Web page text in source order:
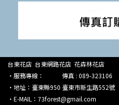
台東花店 台東網路花店 花森林花店
‧服務專線： 傳真 : 089-323106
‧地址：臺東縣950 臺東市新生路552號
‧E-MAIL：73forest@gmail.com